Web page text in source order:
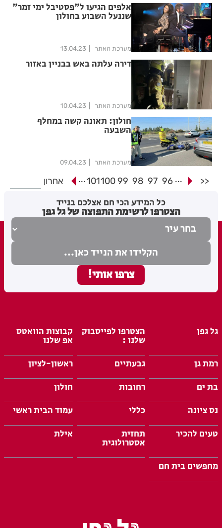
אלפים הגיעו ל"פסטיבל ימי זמר"
שננעל השבוע בחולון
מערכת האתר 13.04.23
דירה עלתה באש בבניין באזור
מערכת האתר 10.04.23
חולון: תאונה קשה במחלף
השבעה
מערכת האתר 09.04.23
<<
...
96
97
98
99
100
101
... אחרון
כל המידע הכי חם אצלכם בנייד
הצטרפו לרשימת התפוצה של גל גפן
גל גפן הצטרפו לפייסבוק
שלנו :
קבוצות הוואטס
אפ שלנו
רמת גן
גבעתיים
ראשון-לציון
בת ים
רחובות
חולון
נס ציונה
כללי
עמוד הבית ראשי
טעים להכיר
תחזית
אסטרולוגית
אילת
מחפשים בית חם